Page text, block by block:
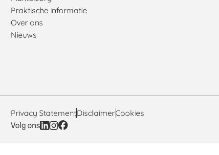
Praktische informatie
Over ons
Nieuws
Privacy StatementDisclaimerCookies
Volg ons